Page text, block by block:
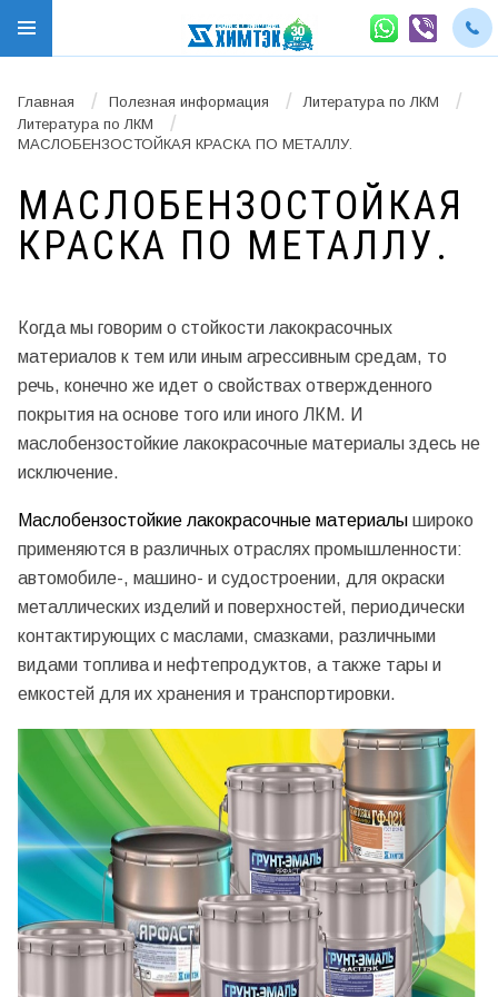
Главная / Полезная информация / Литература по ЛКМ /
Литература по ЛКМ /
МАСЛОБЕНЗОСТОЙКАЯ КРАСКА ПО МЕТАЛЛУ.
МАСЛОБЕНЗОСТОЙКАЯ
КРАСКА ПО МЕТАЛЛУ.
Когда мы говорим о стойкости лакокрасочных
материалов к тем или иным агрессивным средам, то
речь, конечно же идет о свойствах отвержденного
покрытия на основе того или иного ЛКМ. И
маслобензостойкие лакокрасочные материалы здесь не
исключение.
Маслобензостойкие лакокрасочные материалы широко
применяются в различных отраслях промышленности:
автомобиле-, машино- и судостроении, для окраски
металлических изделий и поверхностей, периодически
контактирующих с маслами, смазками, различными
видами топлива и нефтепродуктов, а также тары и
емкостей для их хранения и транспортировки.